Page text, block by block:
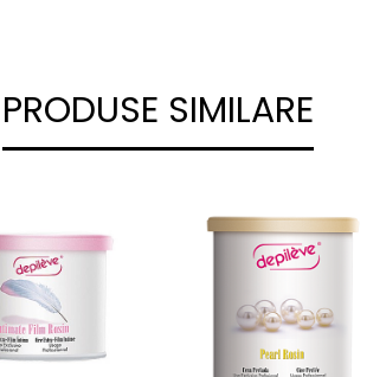
PRODUSE SIMILARE